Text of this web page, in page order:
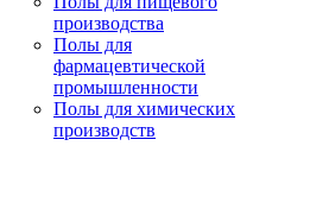
производства
Полы для
фармацевтической
промышленности
Полы для химических
производств